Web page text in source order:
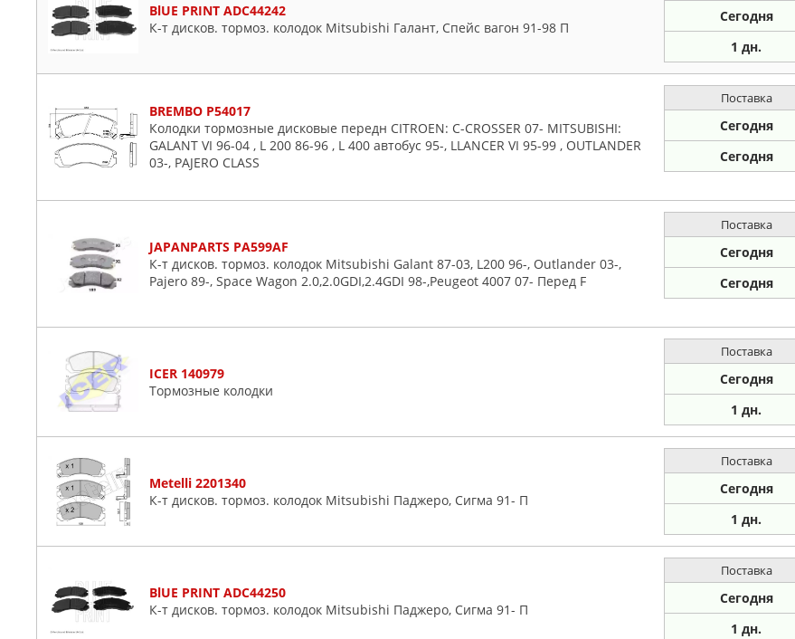
BlUE PRINT ADC44242
К-т дисков. тормоз. колодок Mitsubishi Галант, Спейс вагон 91-98 П
Сегодня
1 дн.
BREMBO P54017
Колодки тормозные дисковые передн CITROEN: C-CROSSER 07- MITSUBISHI:
GALANT VI 96-04 , L 200 86-96 , L 400 автобус 95-, LLANCER VI 95-99 , OUTLANDER
03-, PAJERO CLASS
Поставка
Сегодня
Сегодня
JAPANPARTS PA599AF
К-т дисков. тормоз. колодок Mitsubishi Galant 87-03, L200 96-, Outlander 03-,
Pajero 89-, Space Wagon 2.0,2.0GDI,2.4GDI 98-,Peugeot 4007 07- Перед F
Поставка
Сегодня
Сегодня
ICER 140979
Тормозные колодки
Поставка
Сегодня
1 дн.
Metelli 2201340
К-т дисков. тормоз. колодок Mitsubishi Паджеро, Сигма 91- П
Поставка
Сегодня
1 дн.
BlUE PRINT ADC44250
К-т дисков. тормоз. колодок Mitsubishi Паджеро, Сигма 91- П
Поставка
Сегодня
1 дн.